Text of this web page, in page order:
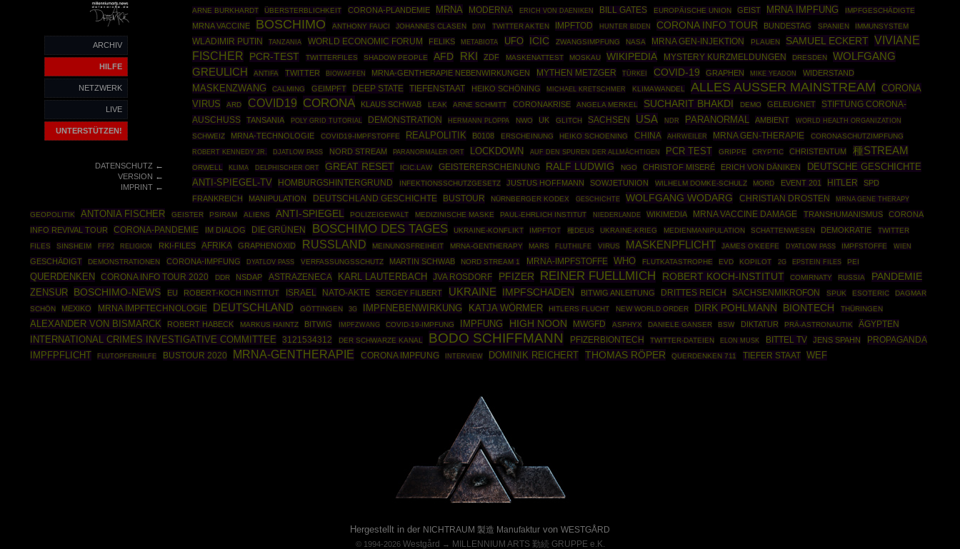
ARCHIV
HILFE
NETZWERK
LIVE
UNTERSTÜTZEN!
DATENSCHUTZ←
VERSION ←
IMPRINT←
ARNE BURKHARDT
ÜBERSTERBLICHKEIT CORONA-PLANDEMIE MRNA MODERNA ERICH VON DAENIKEN BILL GATES EUROPÄISCHE UNION GEIST MRNA IMPFUNG IMPFGESCHÄDIGTE
MRNA VACCINE BOSCHIMO ANTHONY FAUCI JOHANNES CLASEN DIVI TWITTER AKTEN IMPFTOD HUNTER BIDEN CORONA INFO TOUR BUNDESTAG SPANIEN IMMUNSYSTEM
WLADIMIR PUTIN TANZANIA WORLD ECONOMIC FORUM FELIKS METABIOTA UFO ICIC ZWANGSIMPFUNG NASA MRNA GEN-INJEKTION PLAUEN SAMUEL ECKERT VIVIANE
FISCHER
PCR-TEST TWITTERFILES SHADOW PEOPLE AFD RKI ZDF MASKENATTEST MOSKAU WIKIPEDIA MYSTERY KURZMELDUNGEN DRESDEN
WOLFGANG
GREULICH
ANTIFA TWITTER BIOWAFFEN MRNA-GENTHERAPIE NEBENWIRKUNGEN MYTHEN METZGER TÜRKEI COVID-19 GRAPHEN MIKE YEADON WIDERSTAND
MASKENZWANG CALMING GEIMPFT DEEP STATE TIEFENSTAAT HEIKO SCHÖNING MICHAEL KRETSCHMER KLIMAWANDEL ALLES AUSSER MAINSTREAM
CORONA
VIRUS
ARD COVID19 CORONA KLAUS SCHWAB LEAK ARNE SCHMITT CORONAKRISE ANGELA MERKEL SUCHARIT BHAKDI DEMO GELEUGNET
STIFTUNG CORONA-
AUSCHUSS
TANSANIA POLY GRID TUTORIAL DEMONSTRATION HERMANN PLOPPA NWO UK GLITCH SACHSEN USA NDR PARANORMAL AMBIENT
WORLD HEALTH ORGANIZATION
SCHWEIZ
MRNA-TECHNOLOGIE COVID19-IMPFSTOFFE REALPOLITIK B0108 ERSCHEINUNG HEIKO SCHOENING CHINA AHRWEILER MRNA GEN-THERAPIE
CORONASCHUTZIMPFUNG
ROBERT KENNEDY JR.
DJATLOW PASS NORD STREAM PARANORMALER ORT LOCKDOWN AUF DEN SPUREN DER ALLMÄCHTIGEN PCR TEST GRIPPE CRYPTIC CHRISTENTUM 種STREAM
ORWELL KLIMA DELPHISCHER ORT GREAT RESET ICIC.LAW GEISTERERSCHEINUNG RALF LUDWIG NGO CHRISTOF MISERÉ ERICH VON DÄNIKEN
DEUTSCHE GESCHICHTE
ANTI-SPIEGEL-TV
HOMBURGSHINTERGRUND INFEKTIONSSCHUTZGESETZ JUSTUS HOFFMANN SOWJETUNION WILHELM DOMKE-SCHULZ MORD EVENT 201 HITLER
SPD
FRANKREICH
MANIPULATION DEUTSCHLAND GESCHICHTE BUSTOUR NÜRNBERGER KODEX GESCHICHTE WOLFGANG WODARG CHRISTIAN DROSTEN
MRNA GENE THERAPY
GEOPOLITIK
ANTONIA FISCHER GEISTER PSIRAM ALIENS ANTI-SPIEGEL POLIZEIGEWALT MEDIZINISCHE MASKE PAUL-EHRLICH INSTITUT NIEDERLANDE WIKIMEDIA MRNA VACCINE DAMAGE TRANSHUMANISMUS
CORONA
INFO REVIVAL TOUR
CORONA-PANDEMIE IM DIALOG DIE GRÜNEN BOSCHIMO DES TAGES UKRAINE-KONFLIKT IMPFTOT 種DEUS UKRAINE-KRIEG MEDIENMANIPULATION SCHATTENWESEN DEMOKRATIE
TWITTER
FILES
SINSHEIM FFP2 RELIGION RKI-FILES AFRIKA GRAPHENOXID RUSSLAND MEINUNGSFREIHEIT MRNA-GENTHERAPY MARS FLUTHILFE VIRUS MASKENPFLICHT JAMES O'KEEFE DYATLOW PASS IMPFSTOFFE WIEN
GESCHÄDIGT DEMONSTRATIONEN CORONA-IMPFUNG DYATLOV PASS VERFASSUNGSSCHUTZ MARTIN SCHWAB NORD STREAM 1 MRNA-IMPFSTOFFE WHO FLUTKATASTROPHE EVD KOPILOT 2G EPSTEIN FILES PEI
QUERDENKEN CORONA INFO TOUR 2020 DDR NSDAP ASTRAZENECA KARL LAUTERBACH JVA ROSDORF PFIZER REINER FUELLMICH ROBERT KOCH-INSTITUT COMIRNATY RUSSIA PANDEMIE
ZENSUR BOSCHIMO-NEWS EU ROBERT-KOCH INSTITUT ISRAEL NATO-AKTE SERGEY FILBERT UKRAINE IMPFSCHADEN BITWIG ANLEITUNG DRITTES REICH SACHSENMIKROFON SPUK ESOTERIC
DAGMAR
SCHÖN
MEXIKO MRNA IMPFTECHNOLOGIE DEUTSCHLAND GÖTTINGEN 3G IMPFNEBENWIRKUNG KATJA WÖRMER HITLERS FLUCHT NEW WORLD ORDER DIRK POHLMANN BIONTECH THÜRINGEN
ALEXANDER VON BISMARCK ROBERT HABECK MARKUS HAINTZ BITWIG IMPFZWANG COVID-19-IMPFUNG IMPFUNG HIGH NOON MWGFD ASPHYX DANIELE GANSER BSW DIKTATUR PRÄ-ASTRONAUTIK ÄGYPTEN
INTERNATIONAL CRIMES INVESTIGATIVE COMMITTEE 3121534312 DER SCHWARZE KANAL BODO SCHIFFMANN PFIZERBIONTECH TWITTER-DATEIEN ELON MUSK BITTEL TV JENS SPAHN PROPAGANDA
IMPFPFLICHT FLUTOPFERHILFE BUSTOUR 2020 MRNA-GENTHERAPIE CORONA IMPFUNG INTERVIEW DOMINIK REICHERT THOMAS RÖPER QUERDENKEN 711 TIEFER STAAT WEF
Hergestellt in der NICHTRAUM 製造 Manufaktur von WESTGÅRD
© 1994-2026 Westgård → MILLENNIUM ARTS 勤続 GRUPPE e.K.
Powered By :